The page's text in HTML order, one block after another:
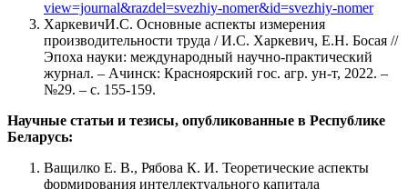
view=journal&razdel=svezhiy-nomer&id=svezhiy-nomer
ХаркевичИ.С. Основные аспекты измерения
производительности труда / И.С. Харкевич, Е.Н. Босая //
Эпоха науки: международный научно-практический
журнал. – Ачинск: Красноярский гос. агр. ун-т, 2022. –
№29. – с. 155-159.
Научные статьи и тезисы, опубликованные в Республике
Беларусь:
Ващилко Е. В., Рябова К. И. Теоретические аспекты
формирования интеллектуального капитала